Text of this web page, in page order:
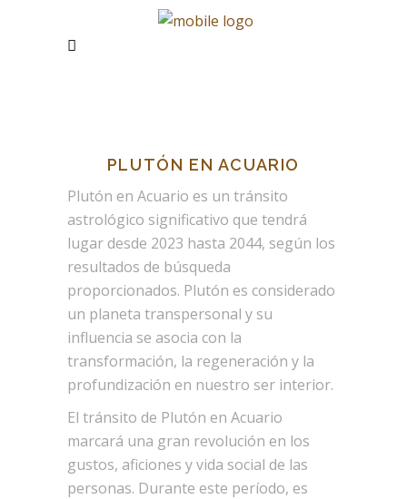
PLUTÓN EN ACUARIO
Plutón en Acuario es un tránsito
astrológico significativo que tendrá
lugar desde 2023 hasta 2044, según los
resultados de búsqueda
proporcionados. Plutón es considerado
un planeta transpersonal y su
influencia se asocia con la
transformación, la regeneración y la
profundización en nuestro ser interior.
El tránsito de Plutón en Acuario
marcará una gran revolución en los
gustos, aficiones y vida social de las
personas. Durante este período, es